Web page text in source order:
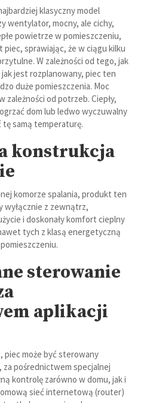
klasyczny model
wentylator, mocny, ale cichy,
powietrze w pomieszczeniu,
sprawiając, że w ciągu kilku
W zależności od tego, jak
jest rozplanowany, piec ten
duże pomieszczenia. Moc
zależności od potrzeb. Ciepły,
dom lub ledwo wyczuwalny
samą temperaturę.
konstrukcja
komorze spalania, produkt ten
z zewnątrz,
i doskonały komfort cieplny
tych z klasą energetyczną
sterowanie
aplikacji
piec może być sterowany
pośrednictwem specjalnej
kontrolę zarówno w domu, jak i
sieć internetową (router)